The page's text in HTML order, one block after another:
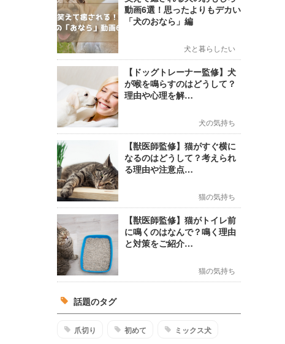
動画6選！思ったよりもデカい
「犬のおなら」編
犬と暮らしたい
【ドッグトレーナー監修】犬
が喉を鳴らすのはどうして？
理由や心理を解…
犬の気持ち
【獣医師監修】猫がすぐ横に
なるのはどうして？考えられ
る理由や注意点…
猫の気持ち
【獣医師監修】猫がトイレ前
に鳴くのはなんで？鳴く理由
と対策をご紹介…
猫の気持ち
話題のタグ
爪切り 初めて ミックス犬